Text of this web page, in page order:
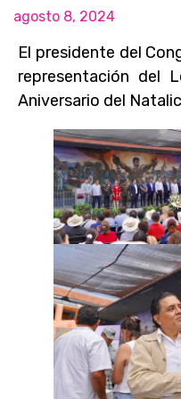
agosto 8, 2024
El presidente del
representación del
Aniversario del